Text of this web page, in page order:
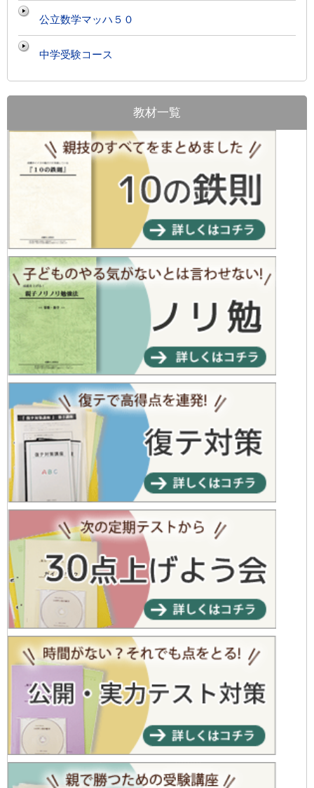
公立数学マッハ５０
中学受験コース
教材一覧